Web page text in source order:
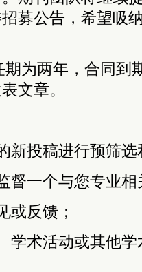
募公告，希望吸
为两年，合同到
文章。
新投稿进行预筛
督一个与您专业
或反馈；
学术活动或其他